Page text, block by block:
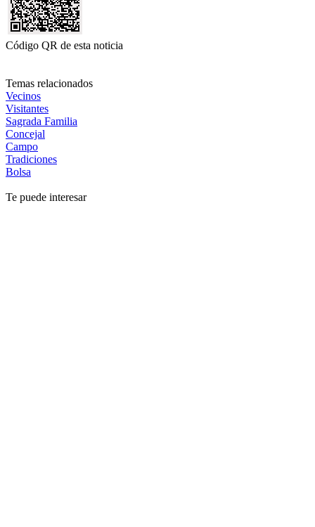
Código QR de esta noticia
Temas relacionados
Vecinos
Visitantes
Sagrada Familia
Concejal
Campo
Tradiciones
Bolsa
Te puede interesar